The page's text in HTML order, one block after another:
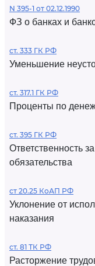
N 395-1 от 02.12.1990
ФЗ о банках и
ст. 333 ГК РФ
Уменьшение
ст. 317.1 ГК РФ
Проценты по
ст. 395 ГК РФ
Ответственность
обязательства
ст 20.25 КоАП РФ
Уклонение от
наказания
ст. 81 ТК РФ
Расторжение